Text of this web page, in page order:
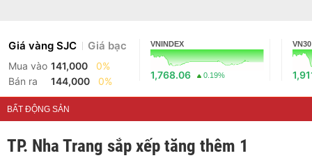
Giá vàng SJC Giá bạc
Mua vào 141,000
0%
Bán ra
144,000 0%
VNINDEX
1,768.06 0.19%
VN30
BẤT ĐỘNG SẢN
TP. Nha Trang sắp xếp tăng thêm 1